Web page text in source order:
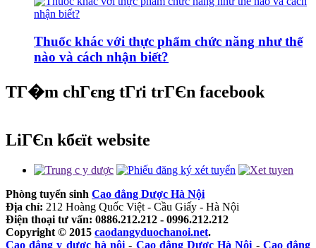
Thuốc khác với thực phẩm chức năng như thế
nào và cách nhận biết?
TГ�m chГєng tГґi trГЄn facebook
LiГЄn kбєїt website
Phòng tuyển sinh Cao đẳng Dược Hà Nội
Địa chỉ: 212 Hoàng Quốc Việt - Cầu Giấy - Hà Nội
Điện thoại tư vấn: 0886.212.212 - 0996.212.212
Copyright © 2015 caodangyduochanoi.net.
Cao đẳng y dược hà nội - Cao đẳng Dược Hà Nội - Cao đẳng